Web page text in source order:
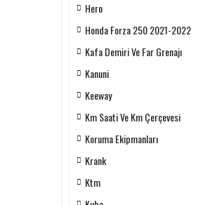
Hero
Honda Forza 250 2021-2022
Kafa Demiri Ve Far Grenajı
Kanuni
Keeway
Km Saati Ve Km Çerçevesi
Koruma Ekipmanları
Krank
Ktm